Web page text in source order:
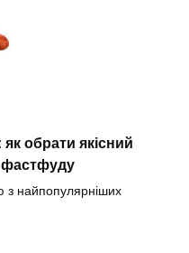
обрати якісний
фастфуду
з найпопулярніших